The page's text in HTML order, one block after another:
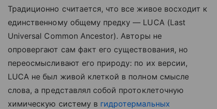
Традиционно считается, что все живое восходит к
единственному общему предку — LUCA (Last
Universal Common Ancestor). Авторы не
опровергают сам факт его существования, но
переосмысливают его природу: по их версии,
LUCA не был живой клеткой в полном смысле
слова, а представлял собой протоклеточную
химическую систему в гидротермальных